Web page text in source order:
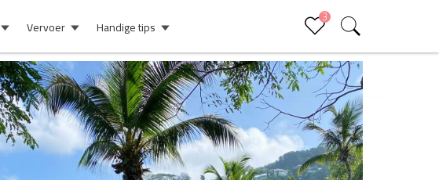
3
Vervoer Handige tips
Bucketlist Sluiten (x)
Er staan geen items op je bucketlist